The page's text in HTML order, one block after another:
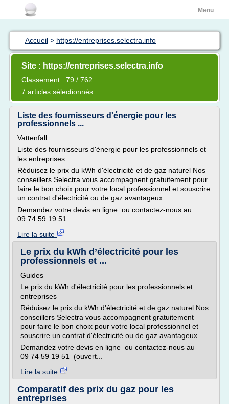
Menu
Accueil > https://entreprises.selectra.info
Site : https://entreprises.selectra.info
Classement : 79 / 762
7 articles sélectionnés
Liste des fournisseurs d'énergie pour les
professionnels ...
Vattenfall
Liste des fournisseurs d'énergie pour les professionnels et
les entreprises
Réduisez le prix du kWh d'électricité et de gaz naturel Nos
conseillers Selectra vous accompagnent gratuitement pour
faire le bon choix pour votre local professionnel et souscrire
un contrat d'électricité ou de gaz avantageux.
Demandez votre devis en ligne ou contactez-nous au
09 74 59 19 51...
Lire la suite
Le prix du kWh d’électricité pour les
professionnels et ...
Guides
Le prix du kWh d'électricité pour les professionnels et
entreprises
Réduisez le prix du kWh d'électricité et de gaz naturel Nos
conseillers Selectra vous accompagnent gratuitement
pour faire le bon choix pour votre local professionnel et
souscrire un contrat d'électricité ou de gaz avantageux.
Demandez votre devis en ligne ou contactez-nous au
09 74 59 19 51 (ouvert...
Lire la suite
Comparatif des prix du gaz pour les
entreprises